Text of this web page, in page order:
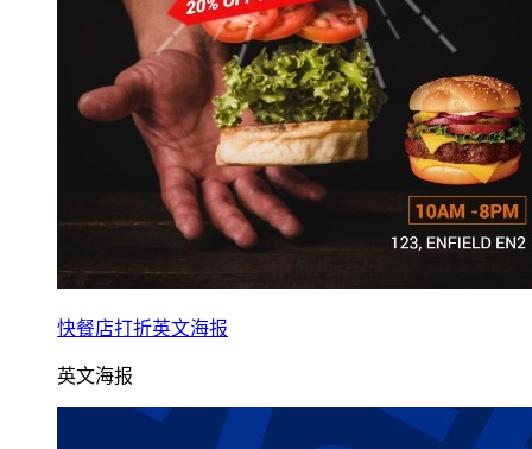
快餐店打折英文海报
英文海报